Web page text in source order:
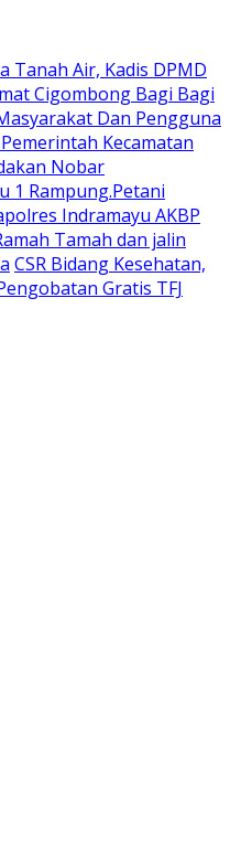
Tanah Air, Kadis DPMD
Cigombong Bagi Bagi
Dan Pengguna
Kecamatan
Nobar
1 Rampung.Petani
Indramayu AKBP
Tamah dan jalin
CSR Bidang Kesehatan,
Gratis TFJ